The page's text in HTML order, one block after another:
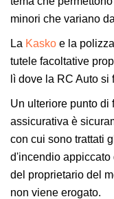
minori che variano
La Kasko e la
tutele facoltative
lì dove la RC Auto si
Un ulteriore punto di
assicurativa è
con cui sono trattati
d'incendio appiccato
del proprietario del
non viene erogato.